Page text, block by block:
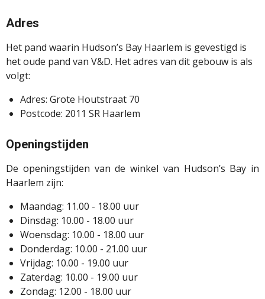
Adres
Het pand waarin Hudson’s Bay Haarlem is gevestigd is
het oude pand van V&D. Het adres van dit gebouw is als
volgt:
Adres: Grote Houtstraat 70
Postcode: 2011 SR Haarlem
Openingstijden
De openingstijden van de winkel van Hudson’s Bay in
Haarlem zijn:
Maandag: 11.00 - 18.00 uur
Dinsdag: 10.00 - 18.00 uur
Woensdag: 10.00 - 18.00 uur
Donderdag: 10.00 - 21.00 uur
Vrijdag: 10.00 - 19.00 uur
Zaterdag: 10.00 - 19.00 uur
Zondag: 12.00 - 18.00 uur